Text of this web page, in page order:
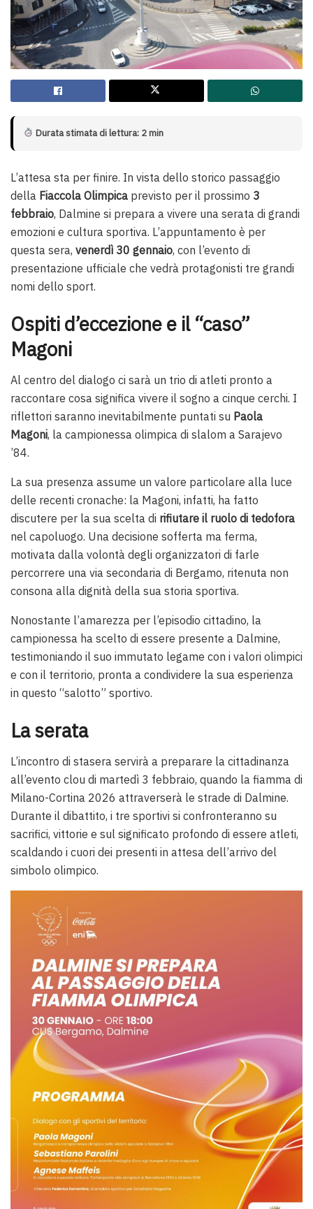
Durata stimata di lettura: 2 min
L’attesa sta per finire. In vista dello storico passaggio
della Fiaccola Olimpica previsto per il prossimo 3
febbraio, Dalmine si prepara a vivere una serata di grandi
emozioni e cultura sportiva. L’appuntamento è per
questa sera, venerdì 30 gennaio, con l’evento di
presentazione ufficiale che vedrà protagonisti tre grandi
nomi dello sport.
Ospiti d’eccezione e il “caso”
Magoni
Al centro del dialogo ci sarà un trio di atleti pronto a
raccontare cosa significa vivere il sogno a cinque cerchi. I
riflettori saranno inevitabilmente puntati su Paola
Magoni, la campionessa olimpica di slalom a Sarajevo
’84.
La sua presenza assume un valore particolare alla luce
delle recenti cronache: la Magoni, infatti, ha fatto
discutere per la sua scelta di rifiutare il ruolo di tedofora
nel capoluogo. Una decisione sofferta ma ferma,
motivata dalla volontà degli organizzatori di farle
percorrere una via secondaria di Bergamo, ritenuta non
consona alla dignità della sua storia sportiva.
Nonostante l’amarezza per l’episodio cittadino, la
campionessa ha scelto di essere presente a Dalmine,
testimoniando il suo immutato legame con i valori olimpici
e con il territorio, pronta a condividere la sua esperienza
in questo “salotto” sportivo.
La serata
L’incontro di stasera servirà a preparare la cittadinanza
all’evento clou di martedì 3 febbraio, quando la fiamma di
Milano-Cortina 2026 attraverserà le strade di Dalmine.
Durante il dibattito, i tre sportivi si confronteranno su
sacrifici, vittorie e sul significato profondo di essere atleti,
scaldando i cuori dei presenti in attesa dell’arrivo del
simbolo olimpico.